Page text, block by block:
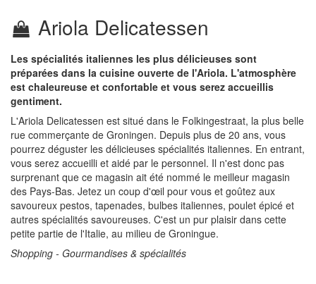
Ariola Delicatessen
Les spécialités italiennes les plus délicieuses sont
préparées dans la cuisine ouverte de l'Ariola. L'atmosphère
est chaleureuse et confortable et vous serez accueillis
gentiment.
L'Ariola Delicatessen est situé dans le Folkingestraat, la plus belle
rue commerçante de Groningen. Depuis plus de 20 ans, vous
pourrez déguster les délicieuses spécialités italiennes. En entrant,
vous serez accueilli et aidé par le personnel. Il n'est donc pas
surprenant que ce magasin ait été nommé le meilleur magasin
des Pays-Bas. Jetez un coup d'œil pour vous et goûtez aux
savoureux pestos, tapenades, bulbes italiennes, poulet épicé et
autres spécialités savoureuses. C'est un pur plaisir dans cette
petite partie de l'Italie, au milieu de Groningue.
Shopping - Gourmandises & spécialités